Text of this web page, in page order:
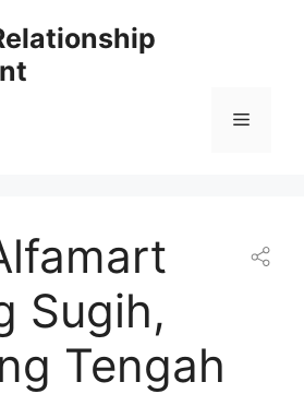
Menu
Sugih,
Tengah